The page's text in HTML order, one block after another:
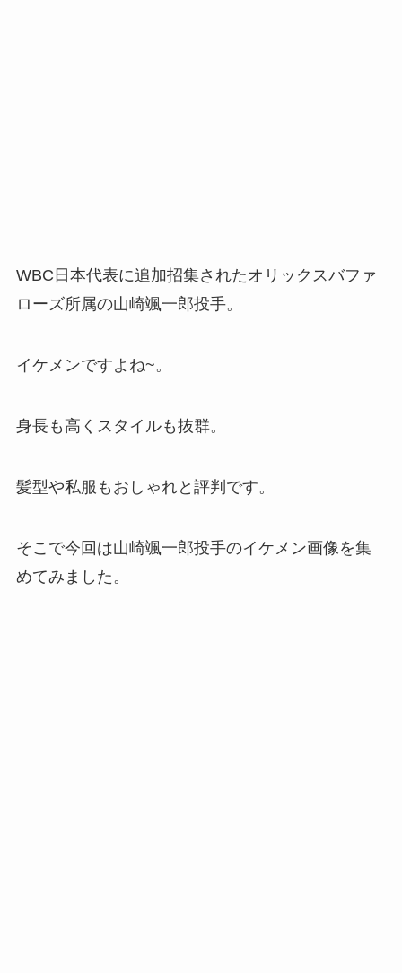
WBC日本代表に追加招集されたオリックスバファ
ローズ所属の山崎颯一郎投手。
イケメンですよね~。
身長も高くスタイルも抜群。
髪型や私服もおしゃれと評判です。
そこで今回は山崎颯一郎投手のイケメン画像を集
めてみました。